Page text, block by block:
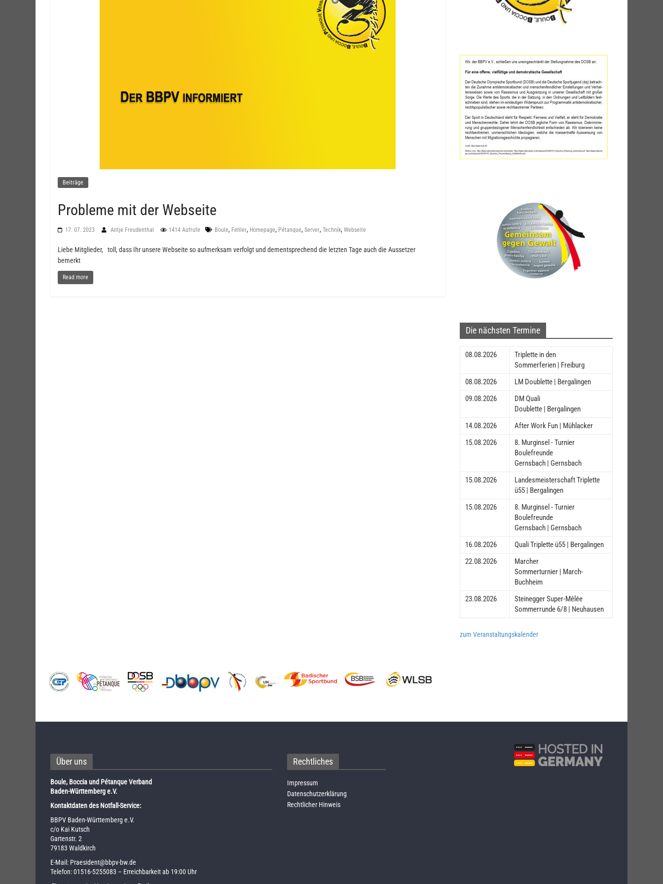
Beiträge
Probleme mit der Webseite
17. 07. 2023 Antje Freudenthal 1414 Aufrufe Boule, Fehler, Homepage, Pétanque, Server, Technik, Webseite
Liebe Mitglieder, toll, dass Ihr unsere Webseite so aufmerksam verfolgt und dementsprechend die letzten Tage auch die Aussetzer
bemerkt
Read more
Die nächsten Termine
08.08.2026
Triplette in den
Sommerferien | Freiburg
08.08.2026
LM Doublette | Bergalingen
09.08.2026
DM Quali
Doublette | Bergalingen
14.08.2026
After Work Fun | Mühlacker
15.08.2026
8. Murginsel - Turnier
Boulefreunde
Gernsbach | Gernsbach
15.08.2026
Landesmeisterschaft Triplette
ü55 | Bergalingen
15.08.2026
8. Murginsel - Turnier
Boulefreunde
Gernsbach | Gernsbach
16.08.2026
Quali Triplette ü55 | Bergalingen
22.08.2026
Marcher
Sommerturnier | March-
Buchheim
23.08.2026
Steinegger Super-Mêlée
Sommerrunde 6/8 | Neuhausen
zum Veranstaltungskalender
Über uns
Boule, Boccia und Pétanque Verband
Baden-Württemberg e.V.
Kontaktdaten des Notfall-Service:
BBPV Baden-Württemberg e.V.
c/o Kai Kutsch
Gartenstr. 2
79183 Waldkirch
E-Mail: Praesident@bbpv-bw.de
Telefon:01516-5255083 – Erreichbarkeit ab 19:00 Uhr
Rechtliches
Impressum
Datenschutzerklärung
Rechtlicher Hinweis